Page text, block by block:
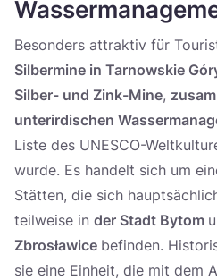
Besonders attraktiv für
Silbermine in Tarnowskie
Silber- und Zink-Mine,
unterirdischen
Liste des UNESCO-
wurde. Es handelt sich um
Stätten, die sich
teilweise in der Stadt Bytom
Zbrosławice befinden.
sie eine Einheit, die mit dem